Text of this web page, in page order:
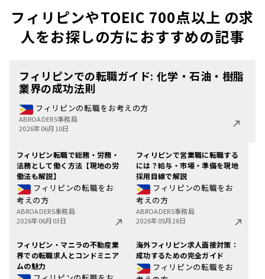
フィリピンやTOEIC 700点以上 の求
人をお探しの方におすすめの記事
フィリピンでの転職ガイド: 化学・石油・樹脂
業界の成功法則
フィリピンの転職をお考えの方
ABROADERS事務局
2026年06月10日
フィリピン転職で総務・労務・
法務として働く方法【現地の労
働法も解説】
フィリピンの転職をお
考えの方
ABROADERS事務局
2026年06月03日
フィリピンで営業職に転職する
には？給与・市場・準備を現地
採用目線で解説
フィリピンの転職をお
考えの方
ABROADERS事務局
2026年05月26日
フィリピン・マニラの不動産業
界での転職求人とコンドミニア
ムの魅力
海外フィリピン求人面接対策：
成功するための完全ガイド
フィリピンの転職をお